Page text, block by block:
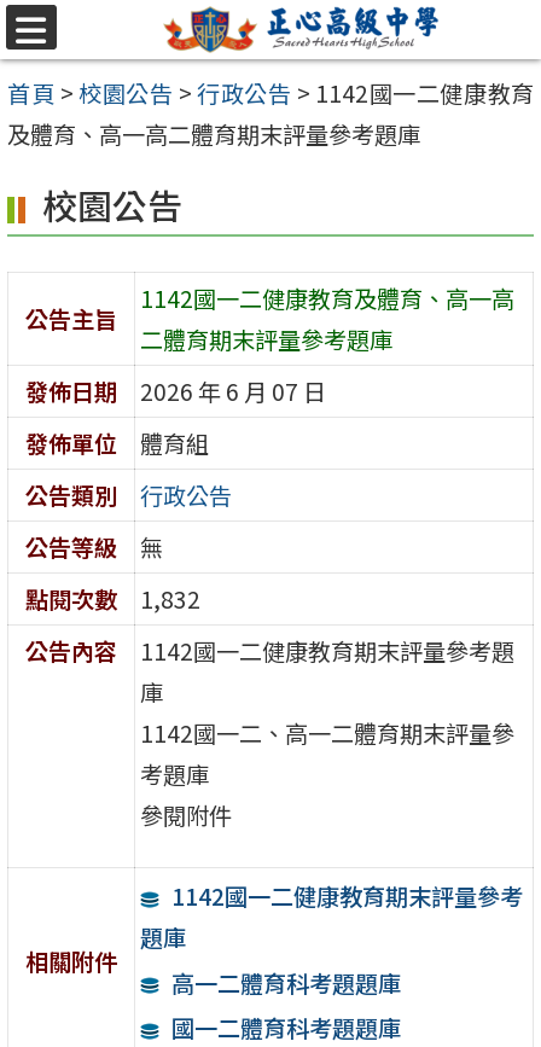
跳至主要內容區
選
單
首頁 >校園公告 >行政公告 > 1142國一二健康教育
及體育、高一高二體育期末評量參考題庫
校園公告
公告主旨
1142國一二健康教育及體育、高一高
二體育期末評量參考題庫
發佈日期
2026 年 6 月 07 日
發佈單位
體育組
公告類別
行政公告
公告等級
無
點閱次數
1,832
公告內容
1142國一二健康教育期末評量參考題
庫
1142國一二、高一二體育期末評量參
考題庫
參閱附件
相關附件
1142國一二健康教育期末評量參考
題庫
高一二體育科考題題庫
國一二體育科考題題庫